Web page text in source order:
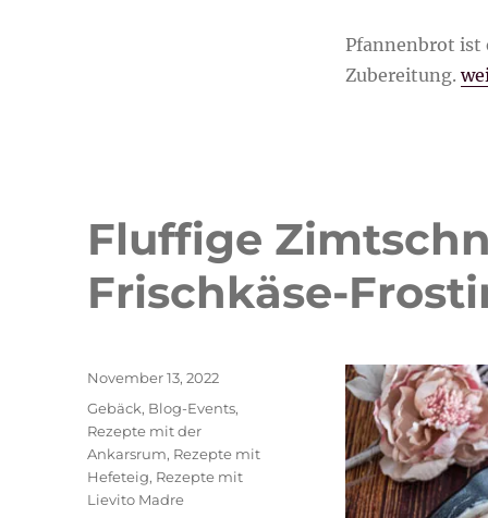
Pfannenbrot ist
Zubereitung.
Fluffige
Frischkäse-
Veröffentlicht
am
November 13, 2022
Kategorien
Gebäck, Blog-Events,
Rezepte mit der
Ankarsrum, Rezepte mit
Hefeteig, Rezepte mit
Lievito Madre